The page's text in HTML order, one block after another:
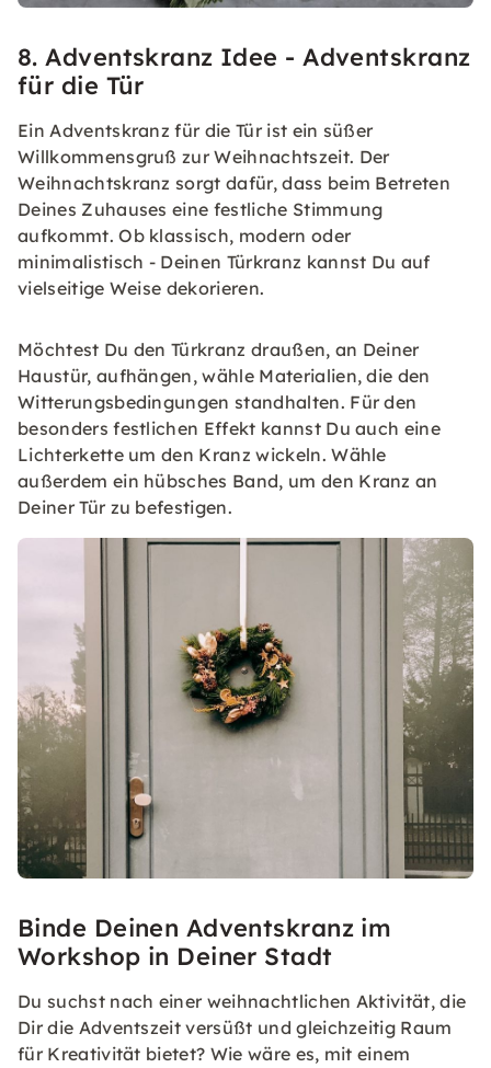
8. Adventskranz Idee - Adventskranz
für die Tür
Ein Adventskranz für die Tür ist ein süßer
Willkommensgruß zur Weihnachtszeit. Der
Weihnachtskranz sorgt dafür, dass beim Betreten
Deines Zuhauses eine festliche Stimmung
aufkommt. Ob klassisch, modern oder
minimalistisch - Deinen Türkranz kannst Du auf
vielseitige Weise dekorieren.
Möchtest Du den Türkranz draußen, an Deiner
Haustür, aufhängen, wähle Materialien, die den
Witterungsbedingungen standhalten. Für den
besonders festlichen Effekt kannst Du auch eine
Lichterkette um den Kranz wickeln. Wähle
außerdem ein hübsches Band, um den Kranz an
Deiner Tür zu befestigen.
Binde Deinen Adventskranz im
Workshop in Deiner Stadt
Du suchst nach einer weihnachtlichen Aktivität, die
Dir die Adventszeit versüßt und gleichzeitig Raum
für Kreativität bietet? Wie wäre es, mit einem